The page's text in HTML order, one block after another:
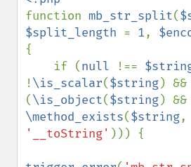
function mb_str_split(
$split_length = 1,
{
    if (
null !==
!\is_scalar($string)
(\is_object($string
\method_exists($string
'__toString' ))) {